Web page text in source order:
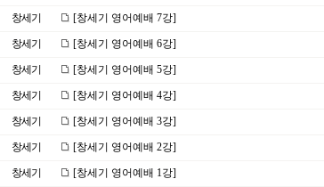
창세기 [창세기 영어예배 7강]
창세기 [창세기 영어예배 6강]
창세기 [창세기 영어예배 5강]
창세기 [창세기 영어예배 4강]
창세기 [창세기 영어예배 3강]
창세기 [창세기 영어예배 2강]
창세기 [창세기 영어예배 1강]